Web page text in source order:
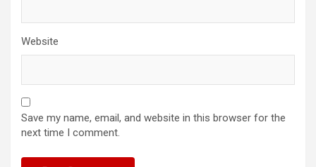
Website
Save my name, email, and website in this browser for the
next time I comment.